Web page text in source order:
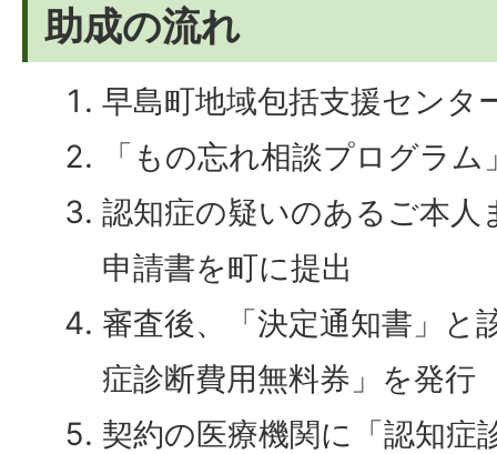
助成の流れ
早島町地域包括支援センタ
「もの忘れ相談プログラム
認知症の疑いのあるご本人
申請書を町に提出
審査後、「決定通知書」と
症診断費用無料券」を発行
契約の医療機関に「認知症